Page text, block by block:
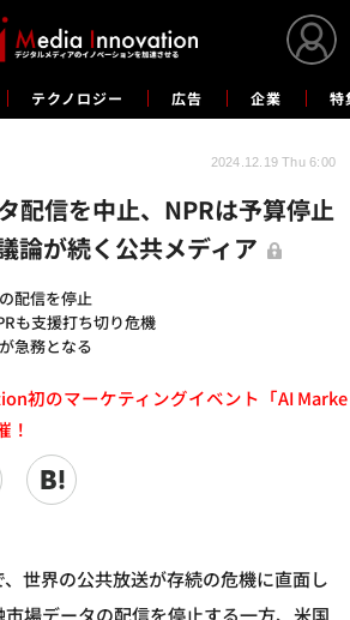
テクノロジー 広告 企業 特
配信を中止、NPRは予算停止
論が続く公共メディア
配信を停止
も支援打ち切り危機
急務となる
2024.12.19 Thu 6:00
初のマーケティングイベント「AI Marke
！
世界の公共放送が存続の危機に直面し
場データの配信を停止する一方、米国